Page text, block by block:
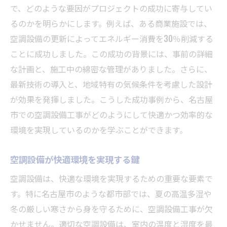
で、どのような要因がプロジェクトの成功に寄与してい
るのかを明らかにします。例えば、ある商業施設では、
空調設備の更新によってエネルギー消費を30％削減する
ことに成功しました。この成功の背景には、事前の詳細
な計画と、施工中の綿密な管理がありました。さらに、
最新技術の導入と、地域特有の気候条件を考慮した設計
が効果を発揮しました。こうした成功事例から、名古屋
市での空調設備工事がどのようにして快適かつ効率的な
環境を実現しているのかを学ぶことができます。
空調設備が快適環境を実現する鍵
空調設備は、快適な環境を実現するための重要な要素で
す。特に名古屋市のような都市部では、夏の高温多湿や
冬の厳しい寒さから身を守るために、空調設備工事が欠
かせません。適切な空調設備は、室内の温度と湿度を最